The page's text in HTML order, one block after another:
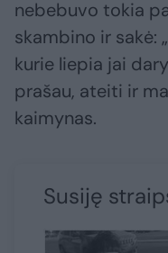
nebebuvo tokia
skambino ir sakė:
kurie liepia jai
prašau, ateiti ir
kaimynas.
Susiję